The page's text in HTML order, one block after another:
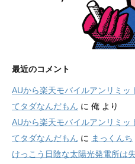
最近のコメント
AUから楽天モバイルアンリミッ
てタダなんだもん に 俺 より
AUから楽天モバイルアンリミッ
てタダなんだもん に まっくんち
けっこう日陰な太陽光発電所は